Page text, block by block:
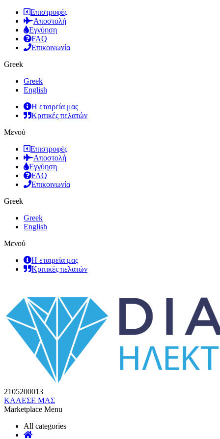
Επιστροφές
Αποστολή
Εγγύηση
FAQ
Επικοινωνία
Greek
Greek
English
Η εταιρεία μας
Κριτικές πελατών
Μενού
Επιστροφές
Αποστολή
Εγγύηση
FAQ
Επικοινωνία
Greek
Greek
English
Μενού
Η εταιρεία μας
Κριτικές πελατών
2105200013
ΚΑΛΕΣΕ ΜΑΣ
Marketplace Menu
All categories